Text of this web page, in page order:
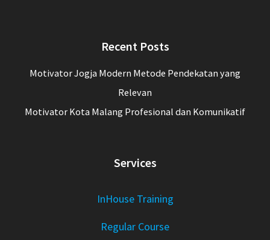
Recent Posts
Motivator Jogja Modern Metode Pendekatan yang
Relevan
Motivator Kota Malang Profesional dan Komunikatif
Services
InHouse Training
Regular Course